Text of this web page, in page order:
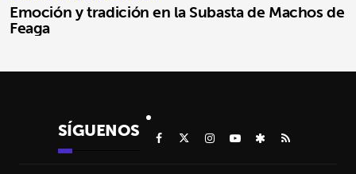
Emoción y tradición en la Subasta de Machos de
Feaga
SÍGUENOS